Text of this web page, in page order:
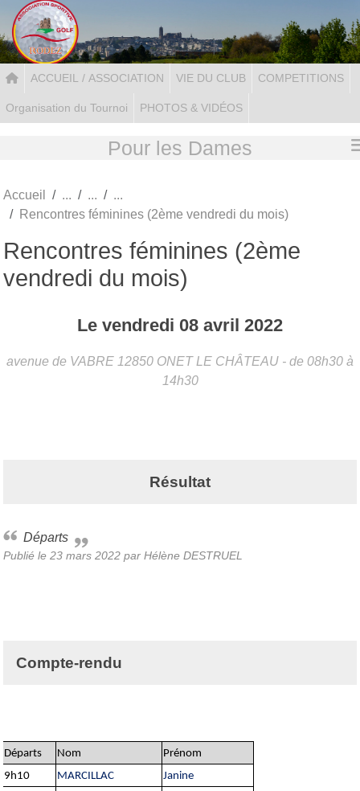
ACCUEIL / ASSOCIATION VIE DU CLUB COMPETITIONS
Organisation du Tournoi PHOTOS & VIDÉOS
Pour les Dames
Accueil
Rencontres féminines (2ème vendredi du mois)
Rencontres féminines (2ème
vendredi du mois)
Le vendredi 08 avril 2022
avenue de VABRE 12850 ONET LE CHÂTEAU - de 08h30 à
14h30
Résultat
Départs
Publié le 23 mars 2022 par Hélène DESTRUEL
Compte-rendu
Départs Nom
Prénom
9h10
MARCILLAC
Janine
Panneau de gestion des cookies